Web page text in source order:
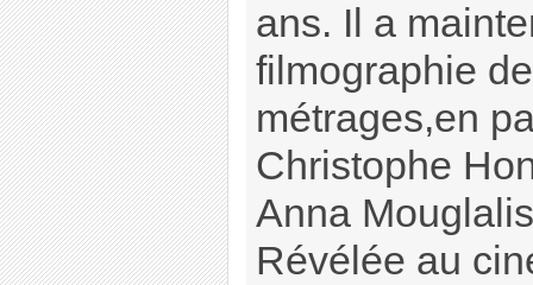
ans. Il a
filmographie
métrages,en
Christophe
Anna
Révélée au